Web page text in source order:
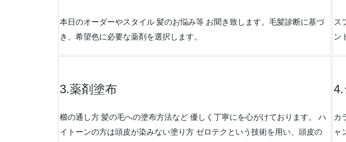
本日のオーダーやスタイル 髪のお悩み等 お聞き致します。毛髪診断に基づ
き、希望色に必要な薬剤を選択します。
ス
ン
3.薬剤塗布
櫛の通し方 髪の毛への塗布方法など 優しく丁寧にを心がけております。 ハ
イトーンの方は頭皮が染みない塗り方 ゼロテクという技術を用い、頭皮の
カ
ャ